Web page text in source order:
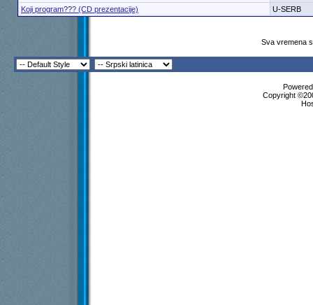
Koji program??? (CD prezentacije) U-SERB
Sva vremena
Copyright